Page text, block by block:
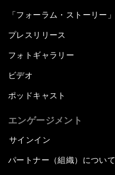
「フォーラム・ストーリー」
プレスリリース
フォトギャラリー
ビデオ
ポッドキャスト
エンゲージメント
サインイン
パートナー（組織）について